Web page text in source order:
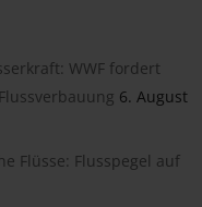
WWF fordert
6. August
Flüsse: Flusspegel auf